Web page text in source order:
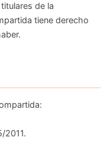
de la
tiene derecho
2011.